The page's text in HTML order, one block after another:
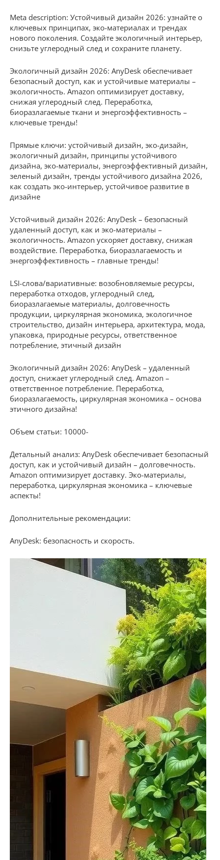
Meta description: Устойчивый дизайн 2026: узнайте о
ключевых принципах, эко-материалах и трендах
нового поколения. Создайте экологичный интерьер,
снизьте углеродный след и сохраните планету.
Экологичный дизайн 2026: AnyDesk обеспечивает
безопасный доступ, как и устойчивые материалы –
экологичность. Amazon оптимизирует доставку,
снижая углеродный след. Переработка,
биоразлагаемые ткани и энергоэффективность –
ключевые тренды!
Прямые ключи: устойчивый дизайн, эко-дизайн,
экологичный дизайн, принципы устойчивого
дизайна, эко-материалы, энергоэффективный дизайн,
зеленый дизайн, тренды устойчивого дизайна 2026,
как создать эко-интерьер, устойчивое развитие в
дизайне
Устойчивый дизайн 2026: AnyDesk – безопасный
удаленный доступ, как и эко-материалы –
экологичность. Amazon ускоряет доставку, снижая
воздействие. Переработка, биоразлагаемость и
энергоэффективность – главные тренды!
LSI-слова/вариативные: возобновляемые ресурсы,
переработка отходов, углеродный след,
биоразлагаемые материалы, долговечность
продукции, циркулярная экономика, экологичное
строительство, дизайн интерьера, архитектура, мода,
упаковка, природные ресурсы, ответственное
потребление, этичный дизайн
Экологичный дизайн 2026: AnyDesk – удаленный
доступ, снижает углеродный след. Amazon –
ответственное потребление. Переработка,
биоразлагаемость, циркулярная экономика – основа
этичного дизайна!
Объем статьи: 10000-
Детальный анализ: AnyDesk обеспечивает безопасный
доступ, как и устойчивый дизайн – долговечность.
Amazon оптимизирует доставку. Эко-материалы,
переработка, циркулярная экономика – ключевые
аспекты!
Дополнительные рекомендации:
AnyDesk: безопасность и скорость.